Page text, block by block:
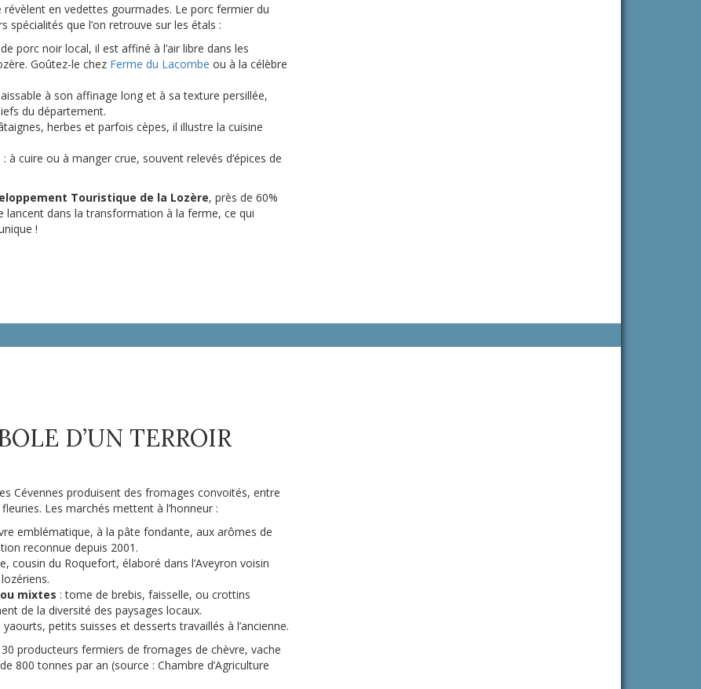
en vedettes gourmades. Le porc fermier du
spécialités que l’on retrouve sur les étals :
porc noir local, il est affiné à l’air libre dans les
Goûtez-le chez Ferme du Lacombe ou à la célèbre
à son affinage long et à sa texture persillée,
du département.
herbes et parfois cèpes, il illustre la cuisine
: à cuire ou à manger crue, souvent relevés d’épices de
Touristique de la Lozère, près de 60%
lancent dans la transformation à la ferme, ce qui
!
D’UN TERROIR
Cévennes produisent des fromages convoités, entre
Les marchés mettent à l’honneur :
emblématique, à la pâte fondante, aux arômes de
reconnue depuis 2001.
cousin du Roquefort, élaboré dans l’Aveyron voisin
mixtes : tome de brebis, faisselle, ou crottins
de la diversité des paysages locaux.
yaourts, petits suisses et desserts travaillés à l’ancienne.
producteurs fermiers de fromages de chèvre, vache
800 tonnes par an (source : Chambre d’Agriculture